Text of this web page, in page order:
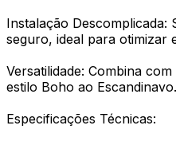
Instalação Descomplicada:
seguro, ideal para otimizar
Versatilidade: Combina
estilo Boho ao Escandinavo.
Especificações Técnicas: